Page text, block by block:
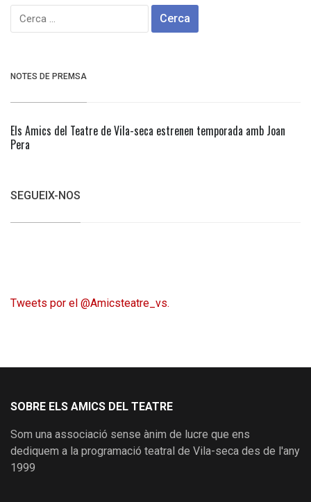
Cerca:
NOTES DE PREMSA
Els Amics del Teatre de Vila-seca estrenen temporada amb Joan
Pera
SEGUEIX-NOS
Tweets por el @Amicsteatre_vs.
SOBRE ELS AMICS DEL TEATRE
Som una associació sense ànim de lucre que ens
dediquem a la programació teatral de Vila-seca des de l'any
1999